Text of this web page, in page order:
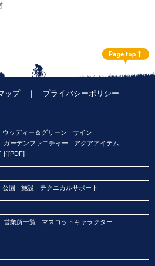
ップ｜ プライバシーポリシー
ウッディー＆グリーン
サイン
ガーデンファニチャー
アクアアイテム
ド[PDF]
公園 施設 テクニカルサポート
営業所一覧
マスコットキャラクター